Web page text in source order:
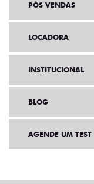
PÓS VENDAS
LOCADORA
INSTITUCIONAL
BLOG
AGENDE UM TEST